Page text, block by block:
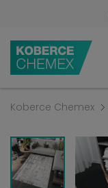
Koberce Chemex